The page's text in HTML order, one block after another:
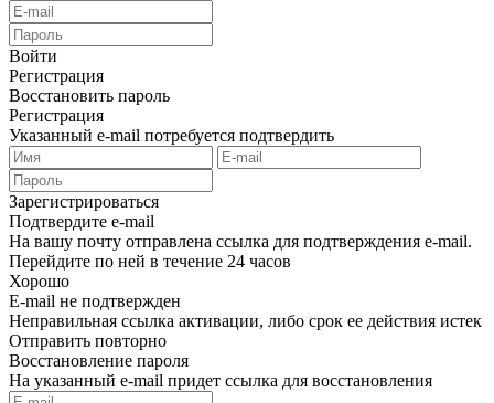
Войти
Регистрация
Восстановить пароль
Регистрация
Указанный e-mail потребуется подтвердить
Зарегистрироваться
Подтвердите e-mail
На вашу почту отправлена ссылка для подтверждения e-mail.
Перейдите по ней в течение 24 часов
Хорошо
E-mail не подтвержден
Неправильная ссылка активации, либо срок ее действия истек
Отправить повторно
Восстановление пароля
На указанный e-mail придет ссылка для восстановления